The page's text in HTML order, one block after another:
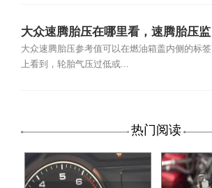
大众速腾胎压在哪里看，速腾胎压监
测怎么用
大众速腾胎压参考值可以在燃油箱盖内侧的标签
上看到，轮胎气压过低或...
热门阅读